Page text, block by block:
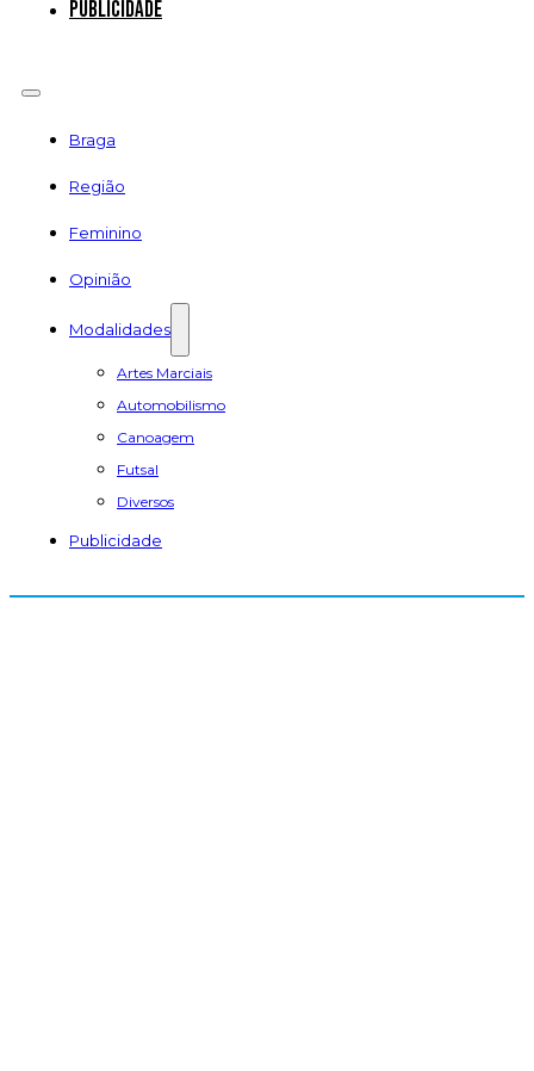
Publicidade
Braga
Região
Feminino
Opinião
Modalidades
Artes Marciais
Automobilismo
Canoagem
Futsal
Diversos
Publicidade